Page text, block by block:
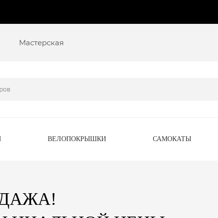
Мастерская
ВЕЛОПОКРЫШКИ САМОКАТЫ